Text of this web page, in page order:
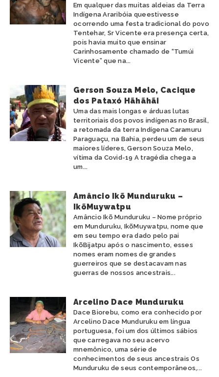
Em qualquer das muitas aldeias da Terra
Indígena Araribóia queestivesse
ocorrendo uma festa tradicional do povo
Tentehar, Sr Vicente era presença certa,
pois havia muito que ensinar
Carinhosamente chamado de “Tumúi
Vicente” que na...
Gerson Souza Melo, Cacique
dos Pataxó Hãhãhãi
Uma das mais longas e árduas lutas
territoriais dos povos indígenas no Brasil,
a retomada da terra Indígena Caramuru
Paraguaçu, na Bahia, perdeu um de seus
maiores líderes, Gerson Souza Melo,
vítima da Covid-19 A tragédia chega a
um...
Amâncio Ikõ Munduruku –
IkõMuywatpu
Amâncio Ikõ Munduruku – Nome próprio
em Munduruku, IkõMuywatpu, nome que
em seu tempo era dado pelo pai
IkõBijatpu após o nascimento, esses
nomes eram nomes de grandes
guerreiros que se destacavam nas
guerras de nossos ancestrais...
Arcelino Dace Munduruku
Dace Biorebu, como era conhecido por
Arcelino Dace Munduruku em língua
portuguesa, foi um dos últimos sábios
que carregava no seu acervo
mnemônico, uma série de
conhecimentos de seus ancestrais Os
Munduruku de seus contemporâneos,...